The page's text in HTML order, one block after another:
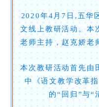
2020年4月7日,五华
文线上教研活动。本
老师主持，赵克娇老
本次教研活动首先由
中《语文教学改革
的“回归”与“